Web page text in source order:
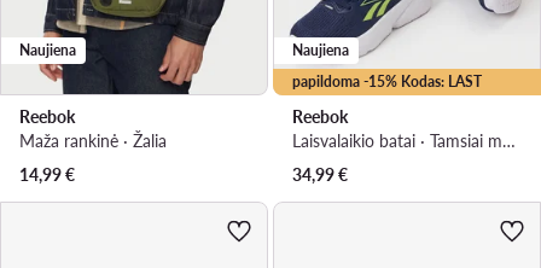
Naujiena
Reebok
Maža rankinė · Žalia
14,99€
papildoma -15% Kodas: LAST
Naujiena
Reebok
Laisvalaikio batai · Tamsiai mėlyna
34,99€